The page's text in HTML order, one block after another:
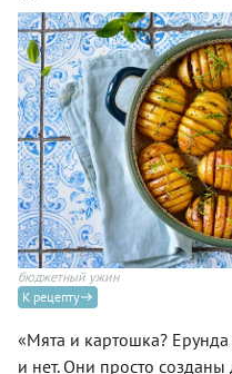
бюджетный ужин
К рецепту
«Мята и картошка? Ерунда
и нет. Они просто